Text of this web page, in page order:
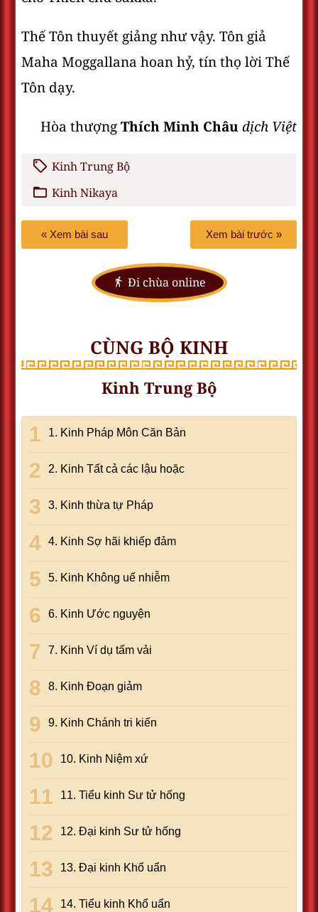
Thế Tôn thuyết giảng như vậy. Tôn giả
Maha Moggallana hoan hỷ, tín thọ lời Thế
Tôn dạy.
Hòa thượngThích Minh Châudịch Việt
Kinh Trung Bộ
Kinh Nikaya
« Xem bài sau Xem bài trước »
Đi chùa online
CÙNG BỘ KINH
Kinh Trung Bộ
1. Kinh Pháp Môn Căn Bản
2. Kinh Tất cả các lậu hoặc
3. Kinh thừa tự Pháp
4. Kinh Sợ hãi khiếp đảm
5. Kinh Không uế nhiễm
6. Kinh Ước nguyện
7. Kinh Ví dụ tấm vải
8. Kinh Ðoạn giảm
9. Kinh Chánh tri kiến
10. Kinh Niệm xứ
11. Tiểu kinh Sư tử hống
12. Ðại kinh Sư tử hống
13. Ðại kinh Khổ uẩn
14. Tiểu kinh Khổ uẩn